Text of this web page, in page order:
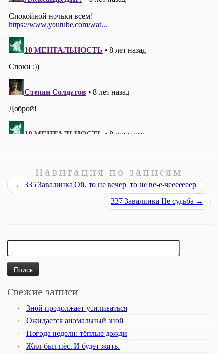
Навигация по записям
← 335 Завалинка Ой, то не вечер, то не ве-е-чееееееер
337 Завалинка Не судьба →
Свежие записи
Зной продолжает усиливаться
Ожидается аномальный зной
Погода недели: тёплые дожди
Жил-был пёс. И будет жить.